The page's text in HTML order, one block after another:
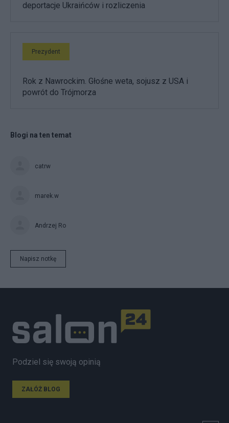
deportacje Ukraińców i rozliczenia
Prezydent
Rok z Nawrockim. Głośne weta, sojusz z USA i
powrót do Trójmorza
Blogi na ten temat
catrw
marek.w
Andrzej Ro
Napisz notkę
Podziel się swoją opinią
ZAŁÓŻ BLOG